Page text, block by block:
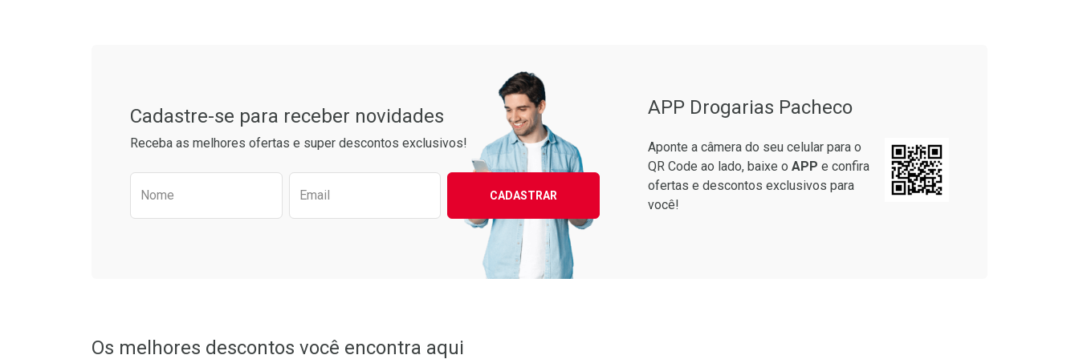
Ver Desconto Convênio
Cadastre-se para receber novidades
Receba as melhores ofertas e super descontos exclusivos!
Preencha o formulário abaixo para receber as melhores ofertas:
Nome Email CADASTRAR
APP Drogarias Pacheco
Aponte a câmera do seu celular para o
QR Code ao lado, baixe o APP e confira
ofertas e descontos exclusivos para
você!
Os melhores descontos você encontra aqui